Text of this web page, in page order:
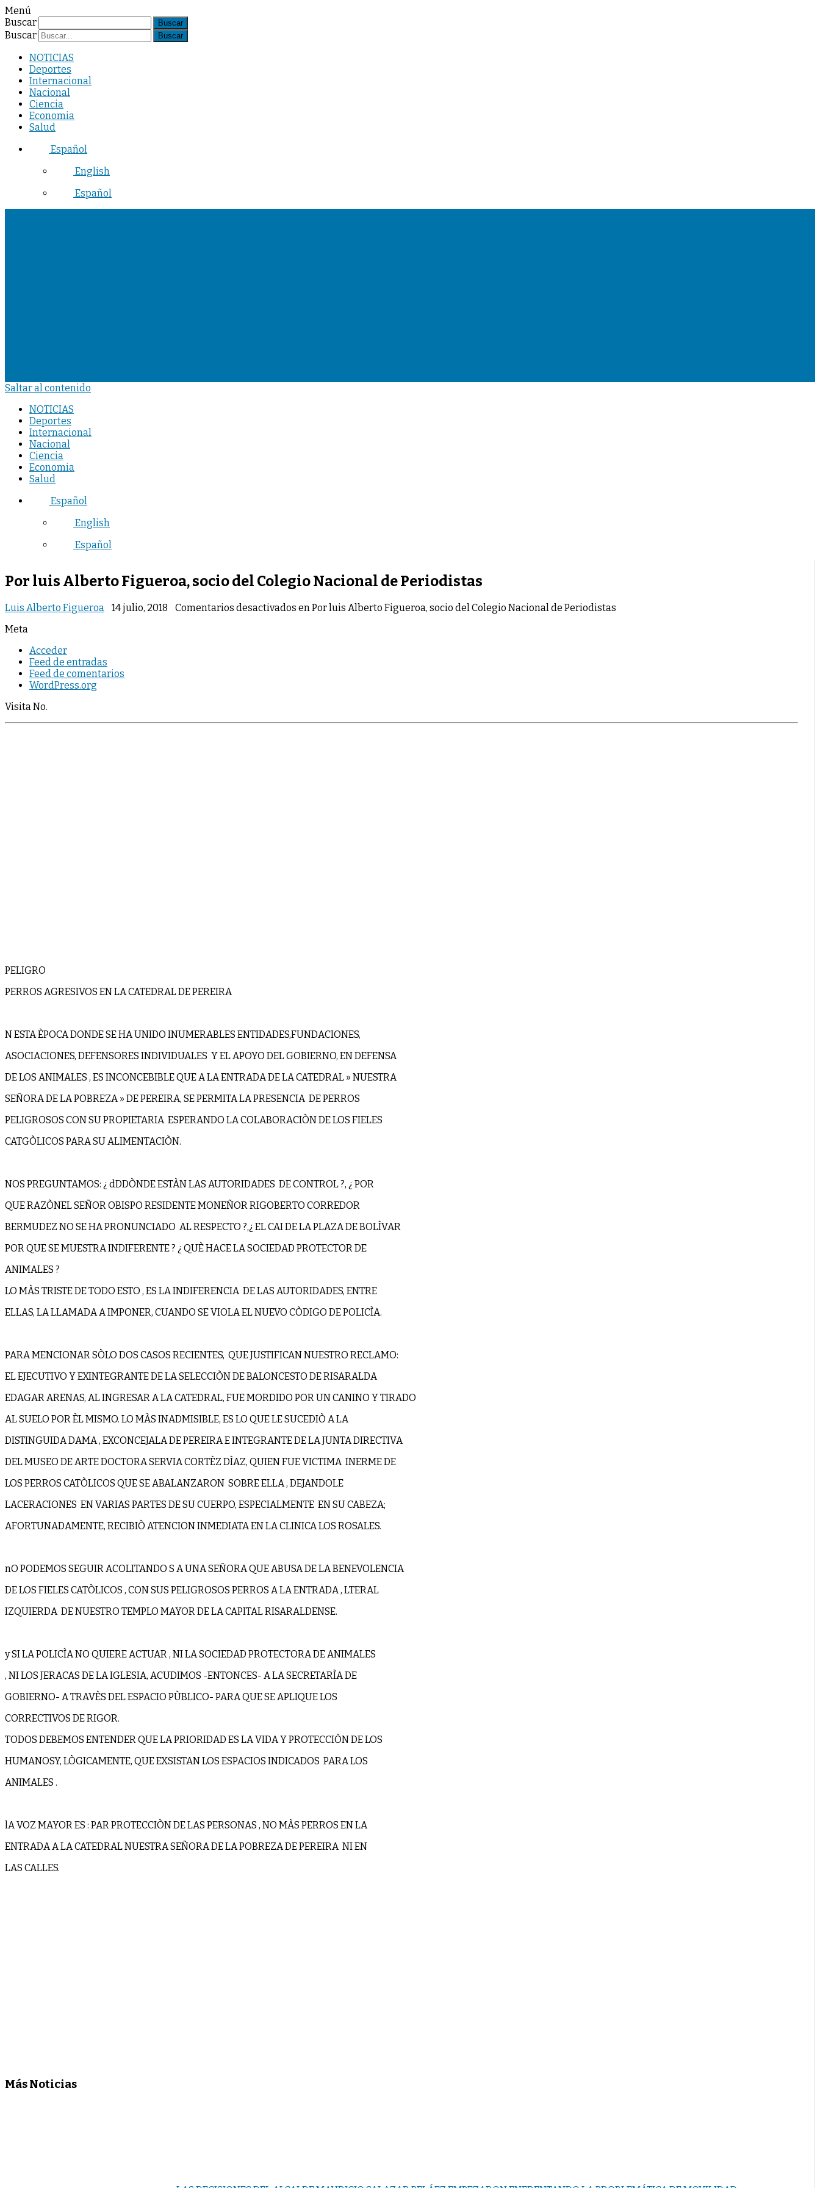
Menú
Buscar
Buscar
NOTICIAS
Deportes
Internacional
Nacional
Ciencia
Economia
Salud
Español
English
Español
Saltar al contenido
NOTICIAS
Deportes
Internacional
Nacional
Ciencia
Economia
Salud
Español
English
Español
Por luis Alberto Figueroa, socio del Colegio Nacional de Periodistas
Luis Alberto Figueroa 14 julio, 2018 Comentarios desactivados en Por luis Alberto Figueroa, socio del Colegio Nacional de Periodistas
Meta
Acceder
Feed de entradas
Feed de comentarios
WordPress.org
Visita No.
PELIGRO
PERROS AGRESIVOS EN LA CATEDRAL DE PEREIRA
N ESTA ÈPOCA DONDE SE HA UNIDO INUMERABLES ENTIDADES,FUNDACIONES,
ASOCIACIONES, DEFENSORES INDIVIDUALES Y EL APOYO DEL GOBIERNO, EN DEFENSA
DE LOS ANIMALES , ES INCONCEBIBLE QUE A LA ENTRADA DE LA CATEDRAL » NUESTRA
SEÑORA DE LA POBREZA » DE PEREIRA, SE PERMITA LA PRESENCIA DE PERROS
PELIGROSOS CON SU PROPIETARIA ESPERANDO LA COLABORACIÒN DE LOS FIELES
CATGÒLICOS PARA SU ALIMENTACIÒN.
NOS PREGUNTAMOS: ¿ dDDÒNDE ESTÀN LAS AUTORIDADES DE CONTROL ?, ¿ POR
QUE RAZÒNEL SEÑOR OBISPO RESIDENTE MONEÑOR RIGOBERTO CORREDOR
BERMUDEZ NO SE HA PRONUNCIADO AL RESPECTO ?,¿ EL CAI DE LA PLAZA DE BOLÌVAR
POR QUE SE MUESTRA INDIFERENTE ? ¿ QUÈ HACE LA SOCIEDAD PROTECTOR DE
ANIMALES ?
LO MÀS TRISTE DE TODO ESTO , ES LA INDIFERENCIA DE LAS AUTORIDADES, ENTRE
ELLAS, LA LLAMADA A IMPONER, CUANDO SE VIOLA EL NUEVO CÒDIGO DE POLICÌA.
PARA MENCIONAR SÒLO DOS CASOS RECIENTES, QUE JUSTIFICAN NUESTRO RECLAMO:
EL EJECUTIVO Y EXINTEGRANTE DE LA SELECCIÒN DE BALONCESTO DE RISARALDA
EDAGAR ARENAS, AL INGRESAR A LA CATEDRAL, FUE MORDIDO POR UN CANINO Y TIRADO
AL SUELO POR ÈL MISMO. LO MÀS INADMISIBLE, ES LO QUE LE SUCEDIÒ A LA
DISTINGUIDA DAMA , EXCONCEJALA DE PEREIRA E INTEGRANTE DE LA JUNTA DIRECTIVA
DEL MUSEO DE ARTE DOCTORA SERVIA CORTÈZ DÌAZ, QUIEN FUE VICTIMA INERME DE
LOS PERROS CATÒLICOS QUE SE ABALANZARON SOBRE ELLA , DEJANDOLE
LACERACIONES EN VARIAS PARTES DE SU CUERPO, ESPECIALMENTE EN SU CABEZA;
AFORTUNADAMENTE, RECIBIÒ ATENCION INMEDIATA EN LA CLINICA LOS ROSALES.
nO PODEMOS SEGUIR ACOLITANDO S A UNA SEÑORA QUE ABUSA DE LA BENEVOLENCIA
DE LOS FIELES CATÒLICOS , CON SUS PELIGROSOS PERROS A LA ENTRADA , LTERAL
IZQUIERDA DE NUESTRO TEMPLO MAYOR DE LA CAPITAL RISARALDENSE.
y SI LA POLICÌA NO QUIERE ACTUAR , NI LA SOCIEDAD PROTECTORA DE ANIMALES
, NI LOS JERACAS DE LA IGLESIA, ACUDIMOS -ENTONCES- A LA SECRETARÌA DE
GOBIERNO- A TRAVÈS DEL ESPACIO PÙBLICO- PARA QUE SE APLIQUE LOS
CORRECTIVOS DE RIGOR.
TODOS DEBEMOS ENTENDER QUE LA PRIORIDAD ES LA VIDA Y PROTECCIÒN DE LOS
HUMANOSY, LÒGICAMENTE, QUE EXSISTAN LOS ESPACIOS INDICADOS PARA LOS
ANIMALES .
lA VOZ MAYOR ES : PAR PROTECCIÒN DE LAS PERSONAS , NO MÀS PERROS EN LA
ENTRADA A LA CATEDRAL NUESTRA SEÑORA DE LA POBREZA DE PEREIRA NI EN
LAS CALLES.
Más Noticias